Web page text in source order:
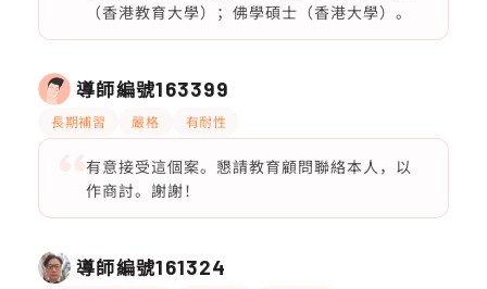
（香港教育大學）；佛學碩士（香港大學）。
導師編號163399
長期補習 嚴格 有耐性
有意接受這個案。懇請教育顧問聯絡本人，以
作商討。謝謝！
導師編號161324